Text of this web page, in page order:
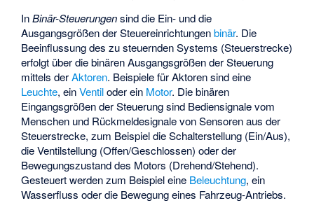
InBinär-Steuerungensind die Ein- und die
Ausgangsgrößen der Steuereinrichtungenbinär. Die
Beeinflussung des zu steuernden Systems (Steuerstrecke)
erfolgt über die binären Ausgangsgrößen der Steuerung
mittels derAktoren. Beispiele für Aktoren sind eine
Leuchte, einVentiloder ein Motor. Die binären
Eingangsgrößen der Steuerung sind Bediensignale vom
Menschen und Rückmeldesignale von Sensoren aus der
Steuerstrecke, zum Beispiel die Schalterstellung (Ein/Aus),
die Ventilstellung (Offen/Geschlossen) oder der
Bewegungszustand des Motors (Drehend/Stehend).
Gesteuert werden zum Beispiel eine Beleuchtung, ein
Wasserfluss oder die Bewegung eines Fahrzeug-Antriebs.